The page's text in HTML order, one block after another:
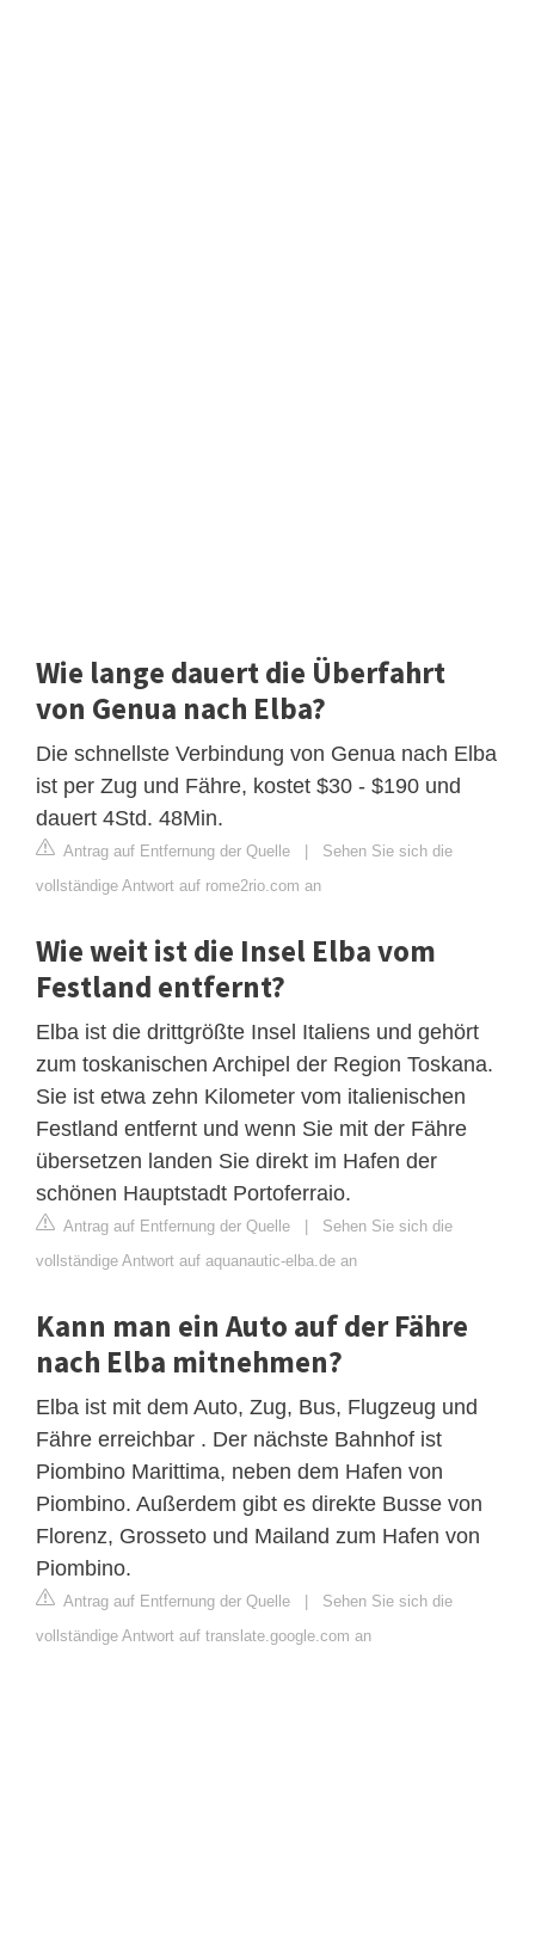
Wie lange dauert die Überfahrt
von Genua nach Elba?
Die schnellste Verbindung von Genua nach Elba
ist per Zug und Fähre, kostet $30 - $190 und
dauert 4Std. 48Min.
Antrag auf Entfernung der Quelle | Sehen Sie sich die
vollständige Antwort auf rome2rio.com an
Wie weit ist die Insel Elba vom
Festland entfernt?
Elba ist die drittgrößte Insel Italiens und gehört
zum toskanischen Archipel der Region Toskana.
Sie ist etwa zehn Kilometer vom italienischen
Festland entfernt und wenn Sie mit der Fähre
übersetzen landen Sie direkt im Hafen der
schönen Hauptstadt Portoferraio.
Antrag auf Entfernung der Quelle | Sehen Sie sich die
vollständige Antwort auf aquanautic-elba.de an
Kann man ein Auto auf der Fähre
nach Elba mitnehmen?
Elba ist mit dem Auto, Zug, Bus, Flugzeug und
Fähre erreichbar . Der nächste Bahnhof ist
Piombino Marittima, neben dem Hafen von
Piombino. Außerdem gibt es direkte Busse von
Florenz, Grosseto und Mailand zum Hafen von
Piombino.
Antrag auf Entfernung der Quelle | Sehen Sie sich die
vollständige Antwort auf translate.google.com an